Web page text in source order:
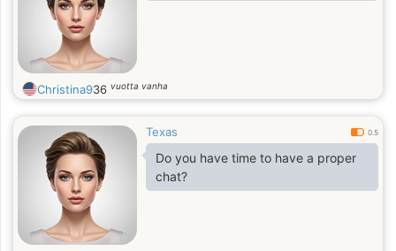
Christina936 vuotta vanha
Texas 0.5
Do you have time to have a proper
chat?